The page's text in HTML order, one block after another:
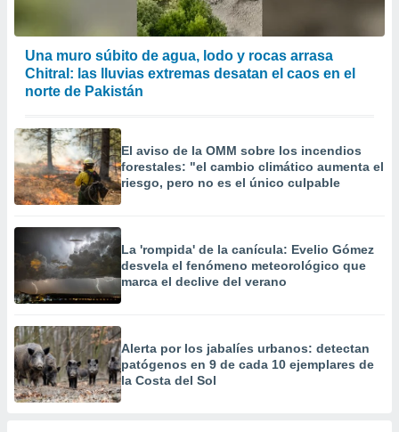
Una muro súbito de agua, lodo y rocas arrasa
Chitral: las lluvias extremas desatan el caos en el
norte de Pakistán
El aviso de la OMM sobre los incendios
forestales: "el cambio climático aumenta el
riesgo, pero no es el único culpable
La 'rompida' de la canícula: Evelio Gómez
desvela el fenómeno meteorológico que
marca el declive del verano
Alerta por los jabalíes urbanos: detectan
patógenos en 9 de cada 10 ejemplares de
la Costa del Sol